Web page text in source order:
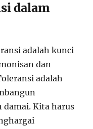
dalam
adalah kunci
dan
adalah
damai. Kita harus